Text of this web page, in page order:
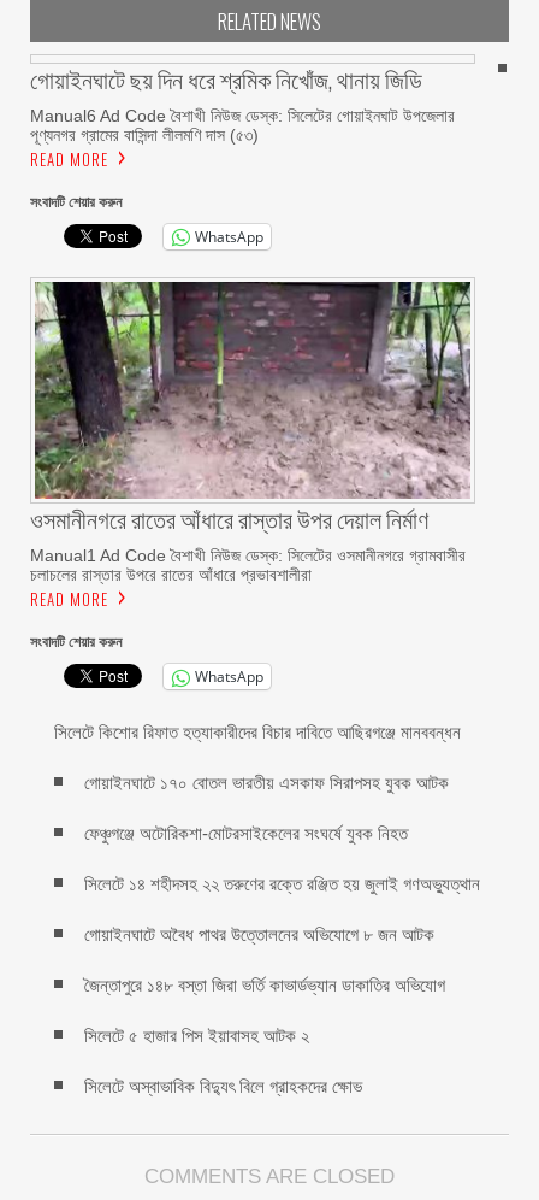
RELATED NEWS
গোয়াইনঘাটে ছয় দিন ধরে শ্রমিক নিখোঁজ, থানায় জিডি
Manual6 Ad Code বৈশাখী নিউজ ডেস্ক: সিলেটের গোয়াইনঘাট উপজেলার
পূণ্যনগর গ্রামের বাসিন্দা লীলমণি দাস (৫৩)
READ MORE
সংবাদটি শেয়ার করুন
WhatsApp
ওসমানীনগরে রাতের আঁধারে রাস্তার উপর দেয়াল নির্মাণ
Manual1 Ad Code বৈশাখী নিউজ ডেস্ক: সিলেটের ওসমানীনগরে গ্রামবাসীর
চলাচলের রাস্তার উপরে রাতের আঁধারে প্রভাবশালীরা
READ MORE
সংবাদটি শেয়ার করুন
WhatsApp
সিলেটে কিশোর রিফাত হত্যাকারীদের বিচার দাবিতে আছিরগঞ্জে মানববন্ধন
গোয়াইনঘাটে ১৭০ বোতল ভারতীয় এসকাফ সিরাপসহ যুবক আটক
ফেঞ্চুগঞ্জে অটোরিকশা-মোটরসাইকেলের সংঘর্ষে যুবক নিহত
সিলেটে ১৪ শহীদসহ ২২ তরুণের রক্তে রঞ্জিত হয় জুলাই গণঅভ্যুত্থান
গোয়াইনঘাটে অবৈধ পাথর উত্তোলনের অভিযোগে ৮ জন আটক
জৈন্তাপুরে ১৪৮ বস্তা জিরা ভর্তি কাভার্ডভ্যান ডাকাতির অভিযোগ
সিলেটে ৫ হাজার পিস ইয়াবাসহ আটক ২
সিলেটে অস্বাভাবিক বিদ্যুৎ বিলে গ্রাহকদের ক্ষোভ
COMMENTS ARE CLOSED